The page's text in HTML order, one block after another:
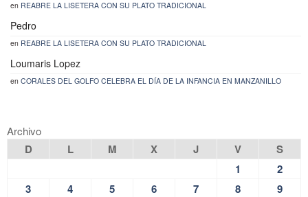
en REABRE LA LISETERA CON SU PLATO TRADICIONAL
Pedro
en REABRE LA LISETERA CON SU PLATO TRADICIONAL
Loumaris Lopez
en CORALES DEL GOLFO CELEBRA EL DÍA DE LA INFANCIA EN MANZANILLO
Archivo
D L M X J V
S
1
2
3
4 5 6 7 8
9